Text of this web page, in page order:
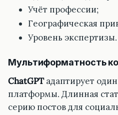
Учёт профессии;
Географическая
Уровень экспертизы.
Мультиформатность
ChatGPTадаптирует
платформы. Длинная
серию постов для